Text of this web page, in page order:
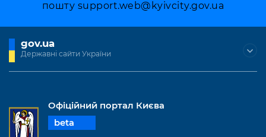
пошту support.web@kyivcity.gov.ua
gov.ua
Державні сайти України
Офіційний портал Києва
beta